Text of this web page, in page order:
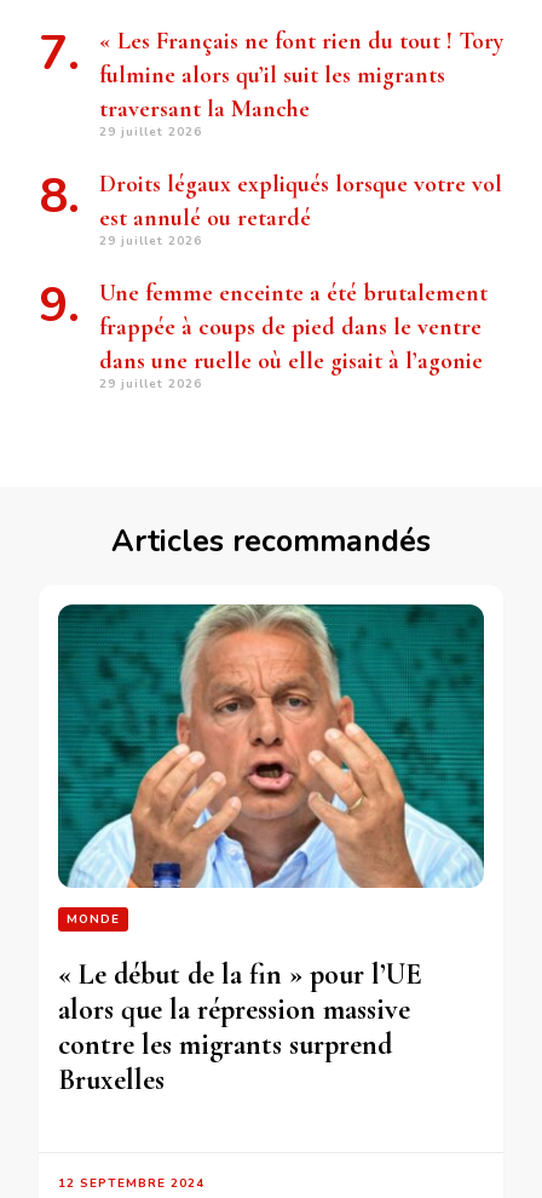
« Les Français ne font rien du tout ! Tory
fulmine alors qu’il suit les migrants
traversant la Manche
29 juillet 2026
Droits légaux expliqués lorsque votre vol
est annulé ou retardé
29 juillet 2026
Une femme enceinte a été brutalement
frappée à coups de pied dans le ventre
dans une ruelle où elle gisait à l’agonie
29 juillet 2026
Articles recommandés
MONDE
« Le début de la fin » pour l’UE
alors que la répression massive
contre les migrants surprend
Bruxelles
12 SEPTEMBRE 2024